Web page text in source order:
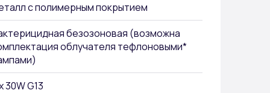
с полимерным покрытием
безозоновая (возможна
облучателя тефлоновыми*
30W G13